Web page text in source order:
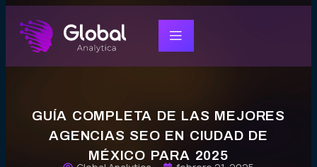
GUÍA COMPLETA DE LAS MEJORES
AGENCIAS SEO EN CIUDAD DE
MÉXICO PARA 2025